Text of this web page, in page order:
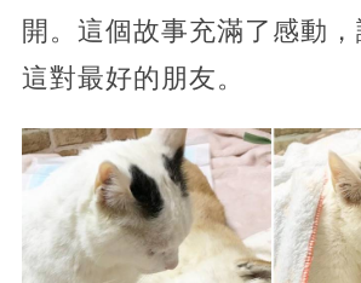
開。這個故事充滿了感動
這對最好的朋友。